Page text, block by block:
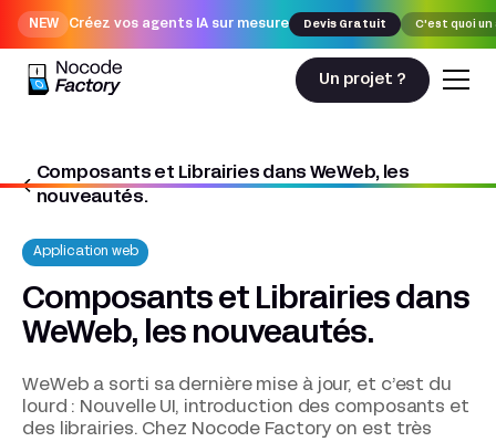
NEW Créez vos agents IA sur mesure Devis Gratuit C'est quoi un
Un projet ?
Composants et Librairies dans WeWeb, les
nouveautés.
Nocodefactory Application web
Application web
Composants et Librairies dans
WeWeb, les nouveautés.
WeWeb a sorti sa dernière mise à jour, et c’est du
lourd : Nouvelle UI, introduction des composants et
des librairies. Chez Nocode Factory on est très